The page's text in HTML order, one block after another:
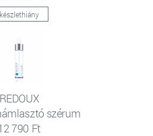
készlethiány
REDOUX
szérum
790 Ft